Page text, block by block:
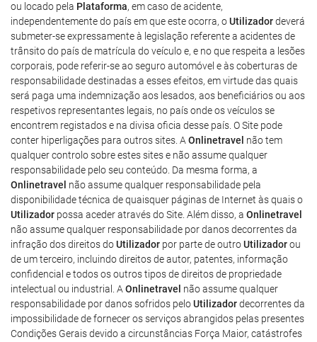
ou locado pela Plataforma, em caso de acidente,
independentemente do país em que este ocorra, oUtilizadordeverá
submeter-se expressamente à legislação referente a acidentes de
trânsito do país de matrícula do veículo e, e no que respeita a lesões
corporais, pode referir-se ao seguro automóvel e às coberturas de
responsabilidade destinadas a esses efeitos, em virtude das quais
será paga uma indemnização aos lesados, aos beneficiários ou aos
respetivos representantes legais, no país onde os veículos se
encontrem registados e na divisa oficia desse país. O Site pode
conter hiperligações para outros sites. AOnlinetravel não tem
qualquer controlo sobre estes sites e não assume qualquer
responsabilidade pelo seu conteúdo. Da mesma forma, a
Onlinetravel não assume qualquer responsabilidade pela
disponibilidade técnica de quaisquer páginas de Internet às quais o
Utilizador possa aceder através do Site. Além disso, a Onlinetravel
não assume qualquer responsabilidade por danos decorrentes da
infração dos direitos doUtilizador por parte de outroUtilizadorou
de um terceiro, incluindo direitos de autor, patentes, informação
confidencial e todos os outros tipos de direitos de propriedade
intelectual ou industrial. AOnlinetravel não assume qualquer
responsabilidade por danos sofridos peloUtilizadordecorrentes da
impossibilidade de fornecer os serviços abrangidos pelas presentes
Condições Gerais devido a circunstâncias Força Maior, catástrofes